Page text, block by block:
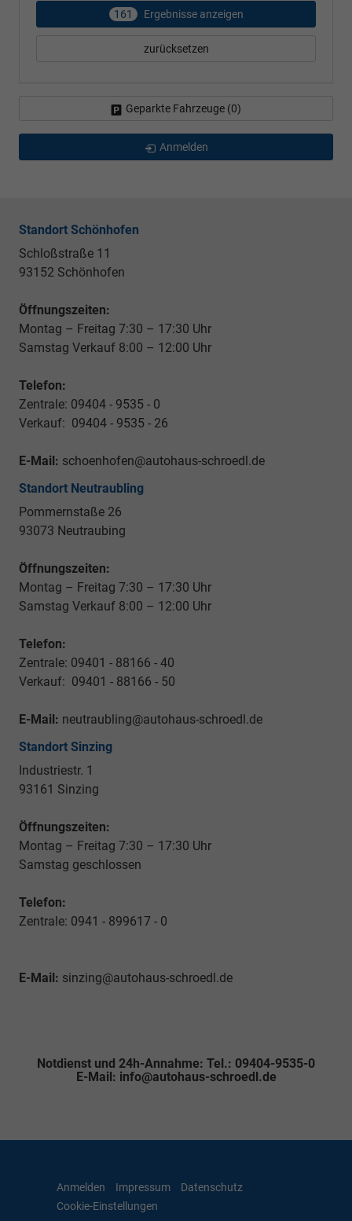
161 Ergebnisse anzeigen
zurücksetzen
Geparkte Fahrzeuge (0)
Anmelden
Standort Schönhofen
Schloßstraße 11
93152 Schönhofen
Öffnungszeiten:
Montag – Freitag 7:30 – 17:30 Uhr
Samstag Verkauf 8:00 – 12:00 Uhr
Telefon:
Zentrale: 09404 - 9535 - 0
Verkauf: 09404 - 9535 - 26
E-Mail: schoenhofen@autohaus-schroedl.de
Standort Neutraubling
Pommernstaße 26
93073 Neutraubing
Öffnungszeiten:
Montag – Freitag 7:30 – 17:30 Uhr
Samstag Verkauf 8:00 – 12:00 Uhr
Telefon:
Zentrale: 09401 - 88166 - 40
Verkauf: 09401 - 88166 - 50
E-Mail: neutraubling@autohaus-schroedl.de
Standort Sinzing
Industriestr. 1
93161 Sinzing
Öffnungszeiten:
Montag – Freitag 7:30 – 17:30 Uhr
Samstag geschlossen
Telefon:
Zentrale: 0941 - 899617 - 0
E-Mail: sinzing@autohaus-schroedl.de
Notdienst und 24h-Annahme: Tel.: 09404-9535-0
E-Mail: info@autohaus-schroedl.de
Anmelden Impressum
Datenschutz
Cookie-Einstellungen